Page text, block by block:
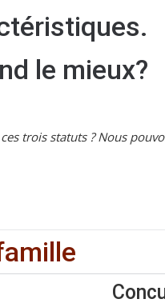
le mieux?
trois statuts ? Nous